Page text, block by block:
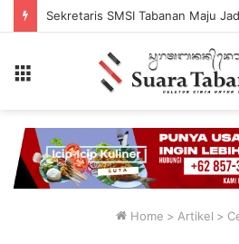
Home > Artikel >